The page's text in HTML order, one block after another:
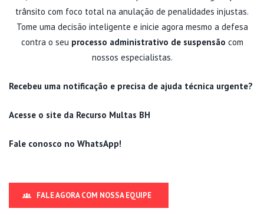
trânsito com foco total na anulação de penalidades injustas.
Tome uma decisão inteligente e inicie agora mesmo a defesa
contra o seu processo administrativo de suspensão com
nossos especialistas.
Recebeu uma notificação e precisa de ajuda técnica urgente?
Acesse o site da Recurso Multas BH
Fale conosco no WhatsApp!
FALE AGORA COM NOSSA EQUIPE